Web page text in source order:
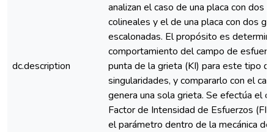
dc.description
analizan el caso de una placa con dos
colineales y el de una placa con dos
escalonadas. El propósito es
comportamiento del campo de
punta de la grieta (KI) para este tipo de
singularidades, y compararlo con el
genera una sola grieta. Se efectúa el
Factor de Intensidad de Esfuerzos
el parámetro dentro de la mecánica de